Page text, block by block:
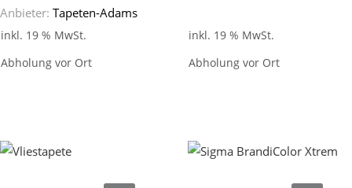
Anbieter: Tapeten-Adams
inkl. 19 % MwSt.
Abholung vor Ort
inkl. 19 % MwSt.
Abholung vor Ort